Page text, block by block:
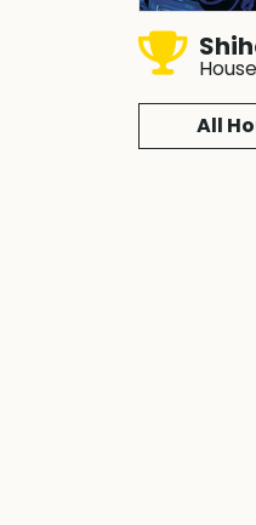
House
All